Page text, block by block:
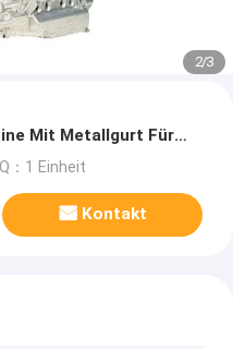
2/3
Mit Metallgurt Für
：1 Einheit
Kontakt